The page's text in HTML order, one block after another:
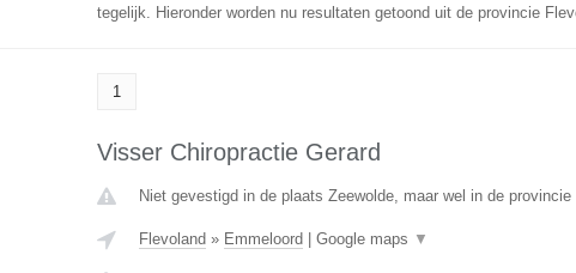
tegelijk. Hieronder worden nu resultaten getoond uit de provincie
1
Visser Chiropractie Gerard
Niet gevestigd in de plaats Zeewolde, maar wel in de provincie
Flevoland » Emmeloord Google maps ▼